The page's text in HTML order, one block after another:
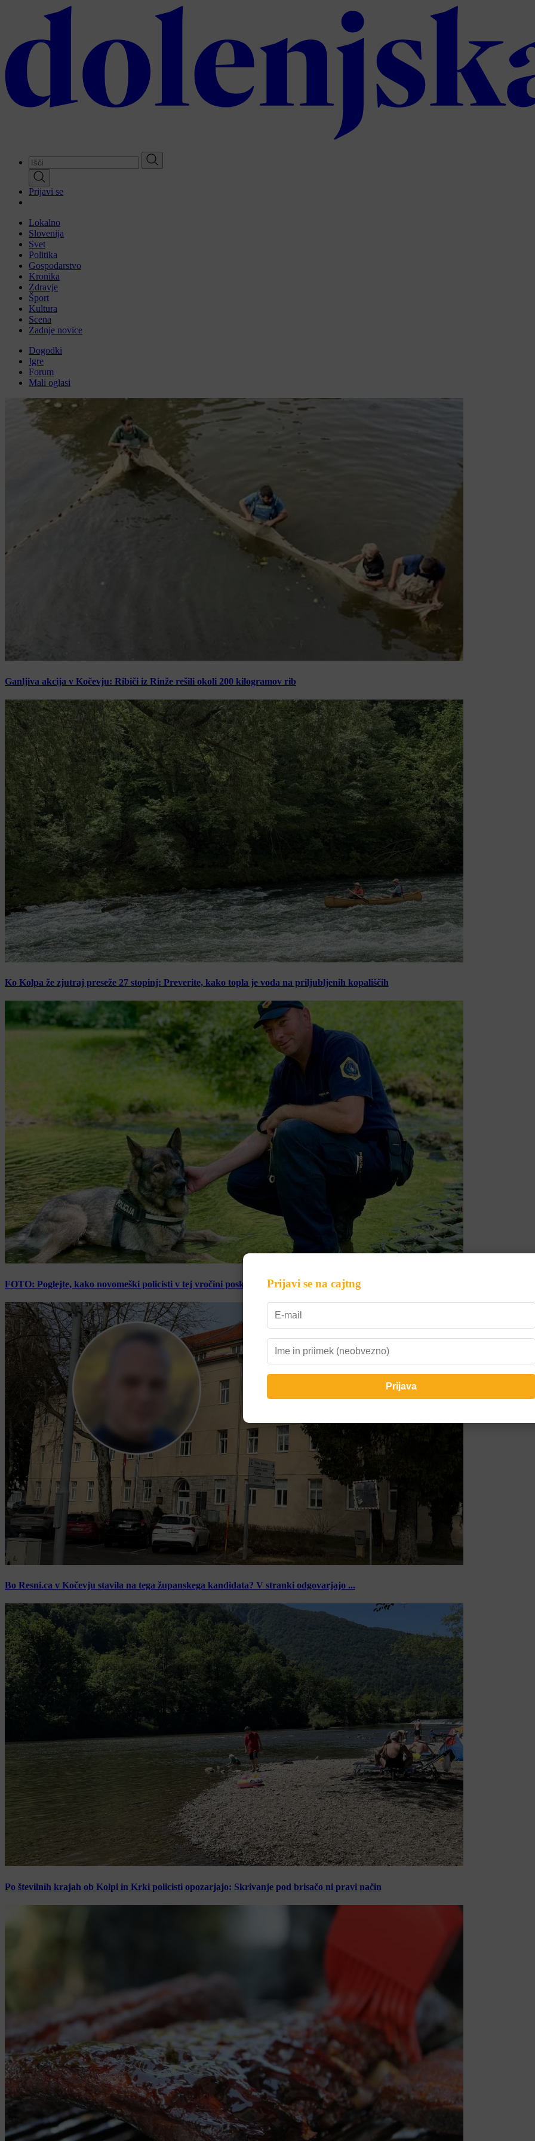
content
Prijavi se
Lokalno
Slovenija
Svet
Politika
Gospodarstvo
Kronika
Zdravje
Šport
Kultura
Scena
Zadnje novice
Dogodki
Igre
Forum
Mali oglasi
Ganljiva akcija v Kočevju: Ribiči iz Rinže rešili okoli 200 kilogramov rib
Ko Kolpa že zjutraj preseže 27 stopinj: Preverite, kako topla je voda na priljubljenih kopališčih
FOTO: Poglejte, kako novomeški policisti v tej vročini poskrbijo za svoje štirinožne sodelavce
Bo Resni.ca v Kočevju stavila na tega županskega kandidata? V stranki odgovarjajo ...
Po številnih krajah ob Kolpi in Krki policisti opozarjajo: Skrivanje pod brisačo ni pravi način
Prijavi se na cajtng